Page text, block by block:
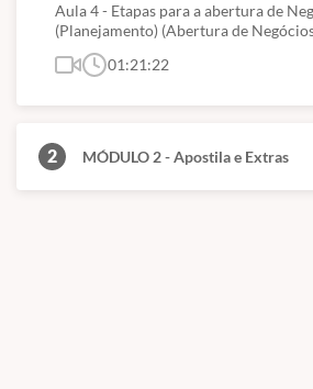
Aula 4 - Etapas para a abertura de
(Planejamento) (Abertura de
01:21:22
2 MÓDULO 2 - Apostila e Extras